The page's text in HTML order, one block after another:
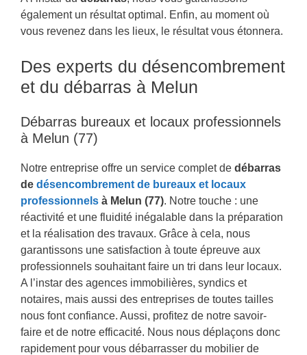
également un résultat optimal. Enfin, au moment où
vous revenez dans les lieux, le résultat vous étonnera.
Des experts du désencombrement
et du débarras à Melun
Débarras bureaux et locaux professionnels
à Melun (77)
Notre entreprise offre un service complet de débarras
de désencombrement de bureaux et locaux
professionnels à Melun (77). Notre touche : une
réactivité et une fluidité inégalable dans la préparation
et la réalisation des travaux. Grâce à cela, nous
garantissons une satisfaction à toute épreuve aux
professionnels souhaitant faire un tri dans leur locaux.
A l’instar des agences immobilières, syndics et
notaires, mais aussi des entreprises de toutes tailles
nous font confiance. Aussi, profitez de notre savoir-
faire et de notre efficacité. Nous nous déplaçons donc
rapidement pour vous débarrasser du mobilier de